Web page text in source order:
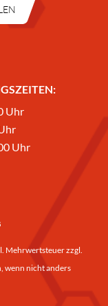
Uhr
Uhr
Mehrwertsteuer zzgl.
wenn nicht anders